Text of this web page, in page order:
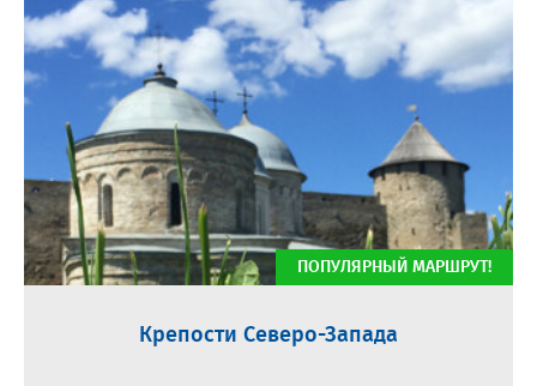
Крепости Северо-Запада
ПОПУЛЯРНЫЙ МАРШРУТ!